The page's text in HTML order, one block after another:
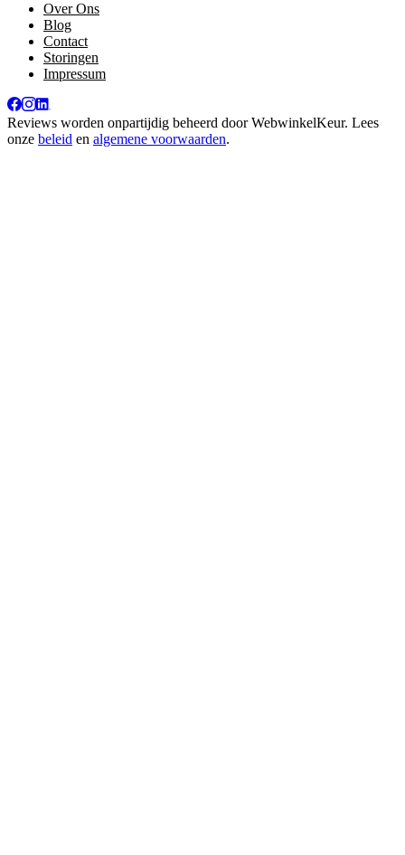
Over Ons
Blog
Contact
Storingen
Impressum
Reviews worden onpartijdig beheerd doorWebwinkelKeur. Lees
onze beleid en algemene voorwaarden.